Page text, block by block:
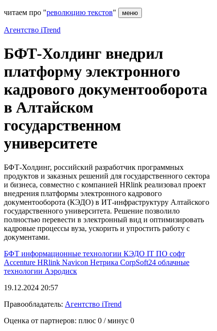
читаем про "революцию текстов" меню
Агентство iTrend
БФТ-Холдинг внедрил
платформу электронного
кадрового документооборота
в Алтайском
государственном
университете
БФТ-Холдинг, российский разработчик программных
продуктов и заказных решений для государственного сектора
и бизнеса, совместно с компанией HRlink реализовал проект
внедрения платформы электронного кадрового
документооборота (КЭДО) в ИТ-инфраструктуру Алтайского
государственного университета. Решение позволило
полностью перевести в электронный вид и оптимизировать
кадровые процессы вуза, ускорить и упростить работу с
документами.
БФТ информационные технологии КЭДО IT ПО софт
Accenture HRlink Navicon Нетрика CorpSoft24 облачные
технологии Аэродиск
19.12.2024 20:57
Правообладатель: Агентство iTrend
Оценка от партнеров: плюс 0 / минус 0